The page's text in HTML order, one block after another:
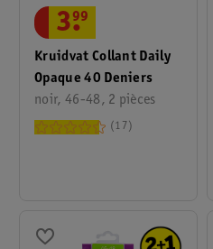
Kruidvat Collant Daily
Opaque 40 Deniers
noir, 46-48, 2 pièces
3.
99
17